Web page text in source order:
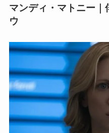
マンディ・マトニー｜
ウ